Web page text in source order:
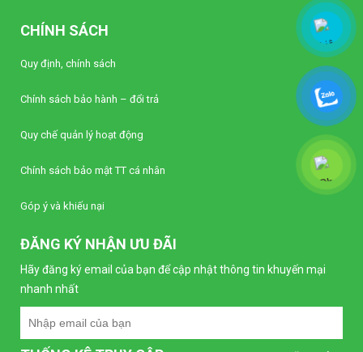
CHÍNH SÁCH
Quy định, chính sách
Chính sách bảo hành – đổi trả
Quy chế quản lý hoạt động
Chính sách bảo mật TT cá nhân
Góp ý và khiếu nại
ĐĂNG KÝ NHẬN ƯU ĐÃI
Hãy đăng ký email của bạn để cập nhật thông tin khuyến mại
nhanh nhất